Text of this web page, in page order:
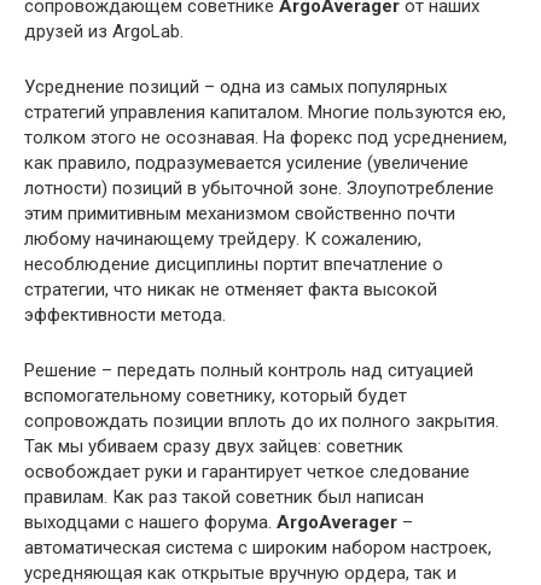
сопровождающем советнике ArgoAverager от наших
друзей из ArgoLab.
Усреднение позиций – одна из самых популярных
стратегий управления капиталом. Многие пользуются ею,
толком этого не осознавая. На форекс под усреднением,
как правило, подразумевается усиление (увеличение
лотности) позиций в убыточной зоне. Злоупотребление
этим примитивным механизмом свойственно почти
любому начинающему трейдеру. К сожалению,
несоблюдение дисциплины портит впечатление о
стратегии, что никак не отменяет факта высокой
эффективности метода.
Решение – передать полный контроль над ситуацией
вспомогательному советнику, который будет
сопровождать позиции вплоть до их полного закрытия.
Так мы убиваем сразу двух зайцев: советник
освобождает руки и гарантирует четкое следование
правилам. Как раз такой советник был написан
выходцами с нашего форума. ArgoAverager –
автоматическая система с широким набором настроек,
усредняющая как открытые вручную ордера, так и